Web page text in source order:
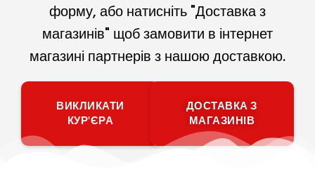
форму, або натисніть "Доставка з
магазинів" щоб замовити в інтернет
магазині партнерів з нашою доставкою.
ВИКЛИКАТИ
КУР'ЄРА
ДОСТАВКА З
МАГАЗИНІВ